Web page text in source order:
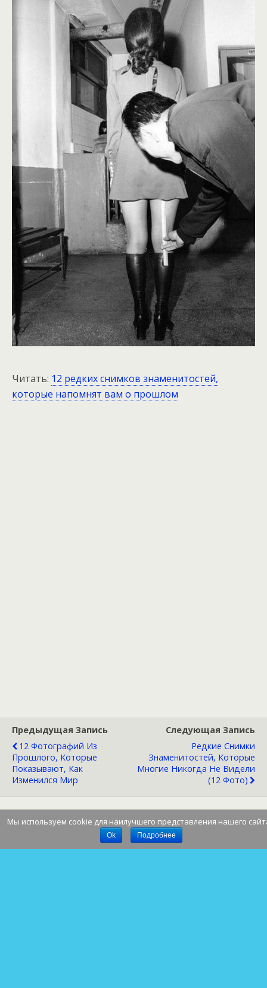
Читать: 12 редких снимков знаменитостей,
которые напомнят вам о прошлом
Предыдущая Запись
12 Фотографий Из
Прошлого, Которые
Показывают, Как
Изменился Мир
Следующая Запись
Редкие Снимки
Знаменитостей, Которые
Многие Никогда Не Видели
(12 Фото)
Мы используем cookie для наилучшего представления нашего
Ok Подробнее
Наверх